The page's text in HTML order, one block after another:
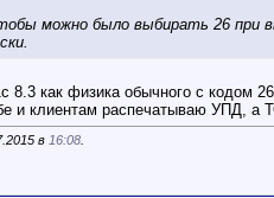
можно было выбирать 26 при
как физика обычного с кодом
и клиентам распечатываю УПД, а
в 16:08